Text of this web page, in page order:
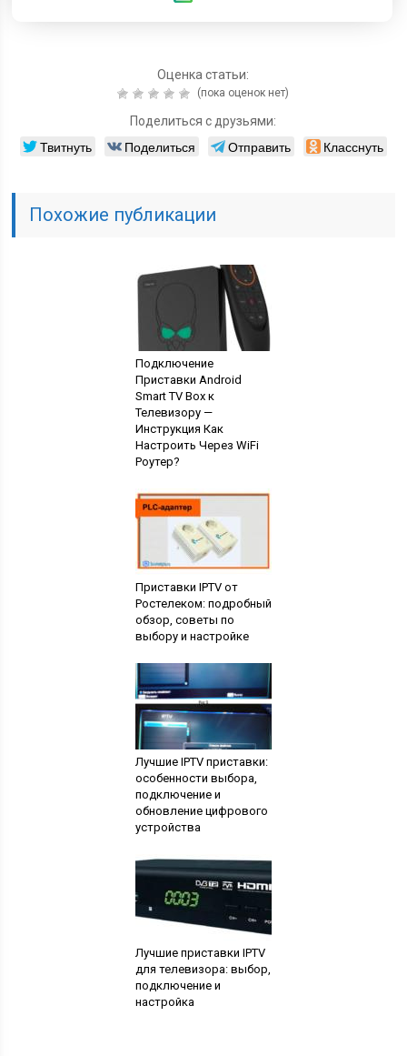
Оценка статьи:
(пока оценок нет)
Поделиться с друзьями:
Твитнуть Поделиться Отправить Класснуть
Похожие публикации
Подключение
Приставки Android
Smart TV Box к
Телевизору —
Инструкция Как
Настроить Через WiFi
Роутер?
Приставки IPTV от
Ростелеком: подробный
обзор, советы по
выбору и настройке
Лучшие IPTV приставки:
особенности выбора,
подключение и
обновление цифрового
устройства
Лучшие приставки IPTV
для телевизора: выбор,
подключение и
настройка